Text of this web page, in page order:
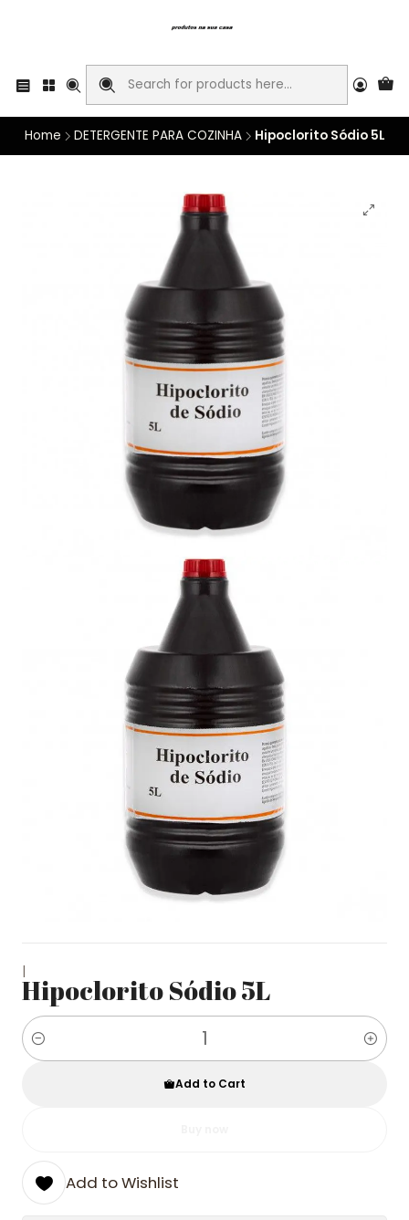
Home DETERGENTE PARA COZINHA Hipoclorito Sódio 5L
|
Hipoclorito Sódio 5L
Quantity
Add to Cart
Add to Wishlist